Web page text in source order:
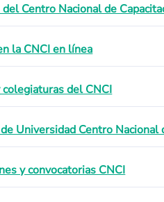
del Centro Nacional de
la CNCI en línea
colegiaturas del CNCI
Universidad Centro Nacional
y convocatorias CNCI